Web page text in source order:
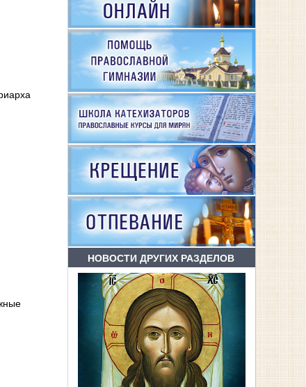
НОВОСТИ ДРУГИХ РАЗДЕЛОВ